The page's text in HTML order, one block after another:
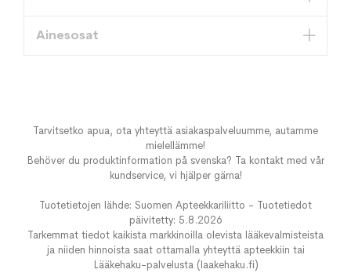
Ainesosat
Tarvitsetko apua, ota yhteyttä asiakaspalveluumme, autamme
mielellämme!
Behöver du produktinformation på svenska? Ta kontakt med vår
kundservice, vi hjälper gärna!
Tuotetietojen lähde: Suomen Apteekkariliitto - Tuotetiedot
päivitetty: 5.8.2026
Tarkemmat tiedot kaikista markkinoilla olevista lääkevalmisteista
ja niiden hinnoista saat ottamalla yhteyttä apteekkiin tai
Lääkehaku-palvelusta (laakehaku.fi)